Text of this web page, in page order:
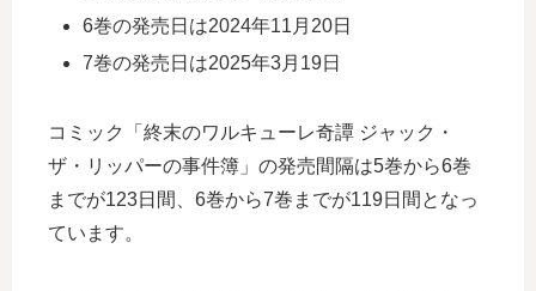
6巻の発売日は2024年11月20日
7巻の発売日は2025年3月19日
コミック「終末のワルキューレ奇譚 ジャック・
ザ・リッパーの事件簿」の発売間隔は5巻から6巻
までが123日間、6巻から7巻までが119日間となっ
ています。